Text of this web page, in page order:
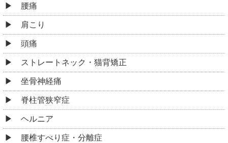
腰痛
肩こり
頭痛
ストレートネック・猫背矯正
坐骨神経痛
脊柱管狭窄症
ヘルニア
腰椎すべり症・分離症